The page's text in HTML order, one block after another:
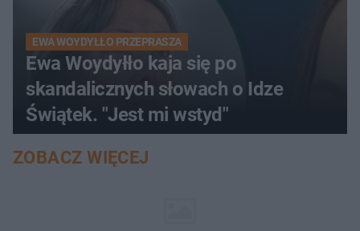
EWA WOYDYŁŁO PRZEPRASZA
Ewa Woydyłło kaja się po
skandalicznych słowach o Idze
Świątek. "Jest mi wstyd"
ZOBACZ WIĘCEJ